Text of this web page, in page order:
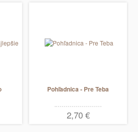
Pohľadnica - Pre Teba
2,70 €